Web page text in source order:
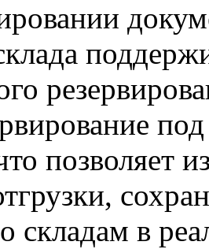
позволяет
складам в